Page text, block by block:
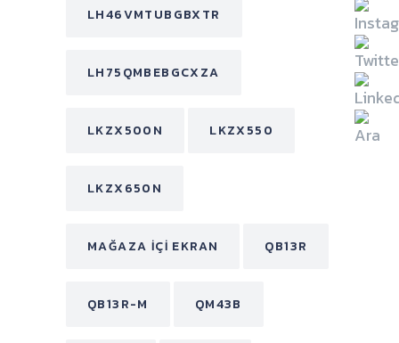
LH46VMTUBGBXTR
LH75QMBEBGCXZA
LKZX500N LKZX550
LKZX650N
MAĞAZA İÇI EKRAN QB13R
QB13R-M QM43B